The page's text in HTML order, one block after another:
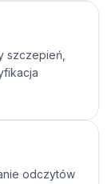
szczepień,
odczytów